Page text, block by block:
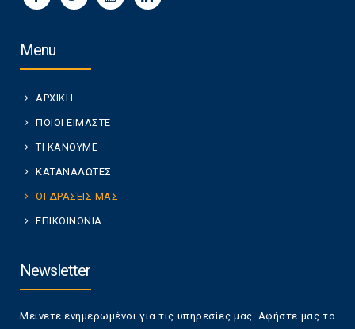
Menu
ΑΡΧΙΚΗ
ΠΟΙΟΙ ΕΙΜΑΣΤΕ
ΤΙ ΚΑΝΟΥΜΕ
ΚΑΤΑΝΑΛΩΤΕΣ
ΟΙ ΔΡΑΣΕΙΣ ΜΑΣ
ΕΠΙΚΟΙΝΩΝΙΑ
Newsletter
Μείνετε ενημερωμένοι για τις υπηρεσίες μας. Αφήστε μας το